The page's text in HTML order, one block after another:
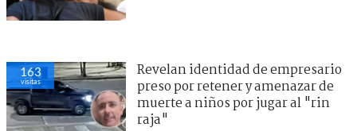
164
visitas
Revelan identidad de empresario
preso por retener y amenazar de
muerte a niños por jugar al "rin
raja"